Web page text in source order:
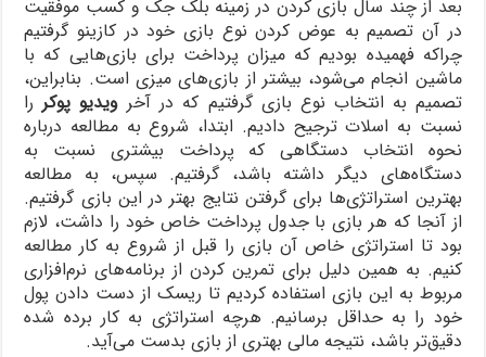
بعد از چند سال بازی کردن در زمینه بلک جک و کسب موفقیت
در آن تصمیم به عوض کردن نوع بازی خود در کازینو گرفتیم
چراکه فهمیده بودیم که میزان پرداخت برای بازی‌هایی که با
ماشین انجام می‌شود، بیشتر از بازی‌های میزی است. بنابراین،
تصمیم به انتخاب نوع بازی گرفتیم که در آخر ویدیو پوکررا
نسبت به اسلات ترجیح دادیم. ابتدا، شروع به مطالعه درباره
نحوه انتخاب دستگاهی که پرداخت بیشتری نسبت به
دستگاه‌های دیگر داشته باشد، گرفتیم. سپس، به مطالعه
بهترین استراتژی‌ها برای گرفتن نتایج بهتر در این بازی گرفتیم.
از آنجا که هر بازی با جدول پرداخت خاص خود را داشت، لازم
بود تا استراتژی خاص آن بازی را قبل از شروع به کار مطالعه
کنیم. به همین دلیل برای تمرین کردن از برنامه‌های نرم‌افزاری
مربوط به این بازی استفاده کردیم تا ریسک از دست دادن پول
خود را به حداقل برسانیم. هرچه استراتژی به کار برده شده
دقیق‌تر باشد، نتیجه مالی بهتری از بازی بدست می‌آید.